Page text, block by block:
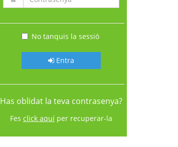
No tanquis la sessió
Entra
Has oblidat la teva contrasenya?
Fes click aquíper recuperar-la